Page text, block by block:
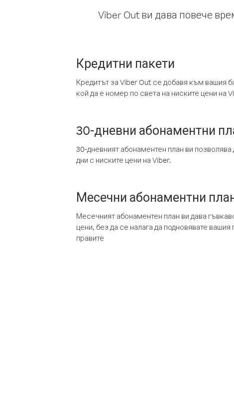
Viber Out ви дава повече
Кредитни пакети
Кредитът за Viber Out се добавя към вашия
кой да е номер по света на ниските цени на
30-дневни абонаментни
30-дневният абонаментен план ви
дни с ниските цени на Viber.
Месечни абонаментни
Месечният абонаментен план ви дава
цени, без да се налага да подновявате
правите